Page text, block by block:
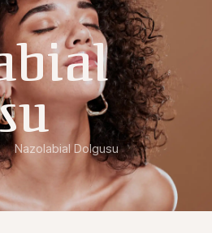
Nazolabial Dolgusu